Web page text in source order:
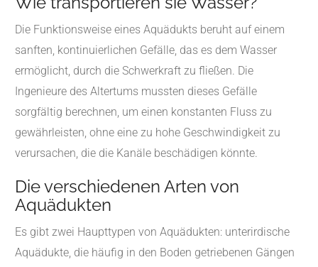
Die Funktionsweise eines Aquädukts beruht auf einem
sanften, kontinuierlichen Gefälle, das es dem Wasser
ermöglicht, durch die Schwerkraft zu fließen. Die
Ingenieure des Altertums mussten dieses Gefälle
sorgfältig berechnen, um einen konstanten Fluss zu
gewährleisten, ohne eine zu hohe Geschwindigkeit zu
verursachen, die die Kanäle beschädigen könnte.
Die verschiedenen Arten von
Aquädukten
Es gibt zwei Haupttypen von Aquädukten: unterirdische
Aquädukte, die häufig in den Boden getriebenen Gängen